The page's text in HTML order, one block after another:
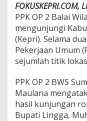
FOKUSKEPRI.COM,
PPK OP 2 Balai
mengunjungi
(Kepri). Selama
Pekerjaan Umum
sejumlah titik
PPK OP 2 BWS
Maulana
hasil kunjungan
Bupati Lingga,